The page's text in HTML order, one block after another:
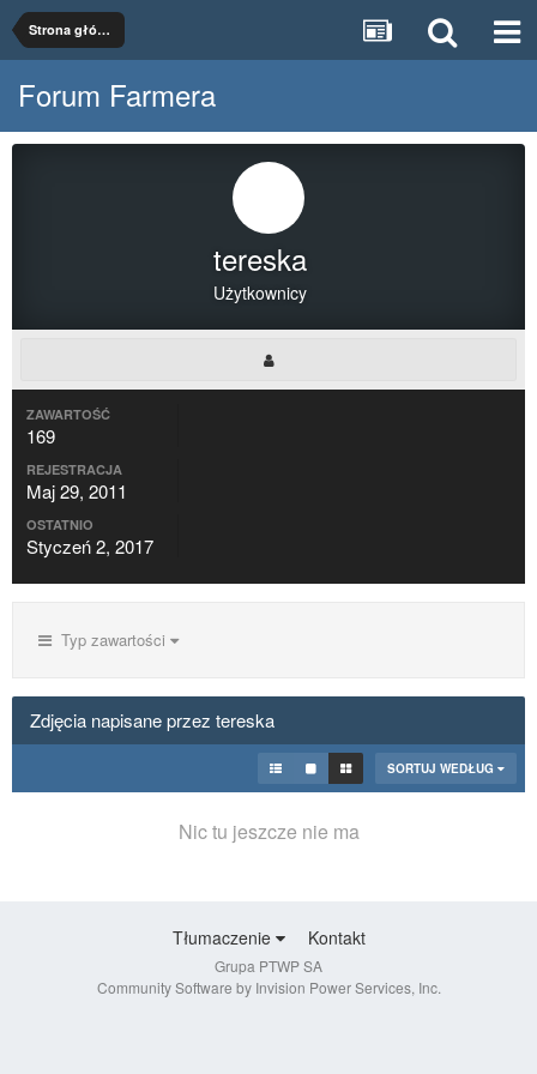
Strona główna
Forum Farmera
tereska
Użytkownicy
ZAWARTOŚĆ
169
REJESTRACJA
Maj 29, 2011
OSTATNIO
Styczeń 2, 2017
Typ zawartości
Zdjęcia napisane przez tereska
SORTUJ WEDŁUG
Nic tu jeszcze nie ma
Tłumaczenie Kontakt
Grupa PTWP SA
Community Software by Invision Power Services, Inc.